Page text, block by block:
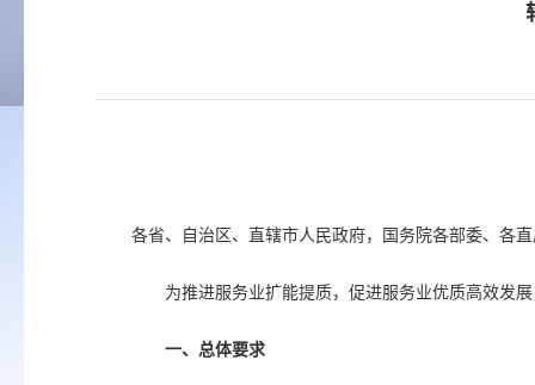
各省、自治区、直辖市人民政府，国务院各部委、各
为推进服务业扩能提质，促进服务业优质高效发
一、总体要求